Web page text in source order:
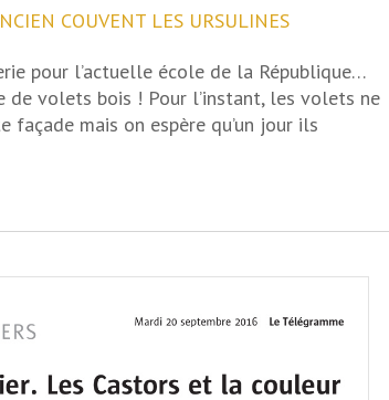
COUVENT LES URSULINES
pour l’actuelle école de la République…
de volets bois ! Pour l’instant, les volets ne
façade mais on espère qu’un jour ils